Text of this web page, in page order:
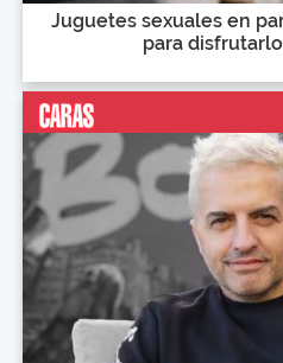
Juguetes sexuales en
para